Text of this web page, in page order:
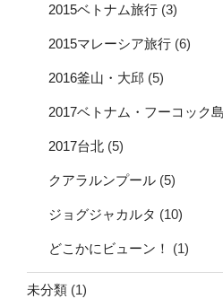
2015ベトナム旅行 (3)
2015マレーシア旅行 (6)
2016釜山・大邱 (5)
2017ベトナム・フーコック島
2017台北 (5)
クアラルンプール (5)
ジョグジャカルタ (10)
どこかにビューン！ (1)
未分類 (1)